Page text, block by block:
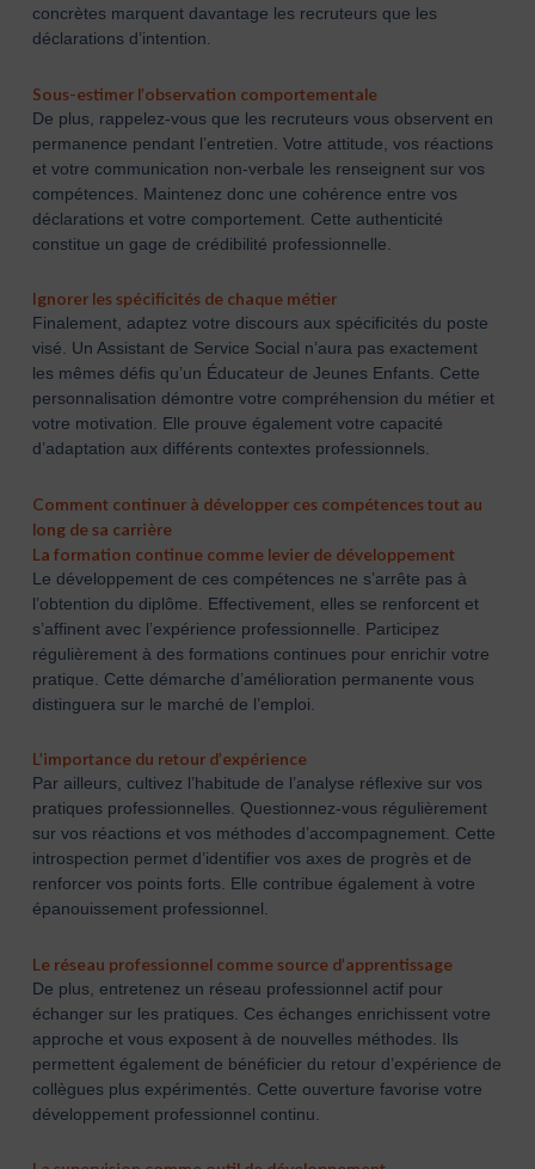
concrètes marquent davantage les recruteurs que les
déclarations d’intention.
Sous-estimer l’observation comportementale
De plus, rappelez-vous que les recruteurs vous observent en
permanence pendant l’entretien. Votre attitude, vos réactions
et votre communication non-verbale les renseignent sur vos
compétences. Maintenez donc une cohérence entre vos
déclarations et votre comportement. Cette authenticité
constitue un gage de crédibilité professionnelle.
Ignorer les spécificités de chaque métier
Finalement, adaptez votre discours aux spécificités du poste
visé. Un Assistant de Service Social n’aura pas exactement
les mêmes défis qu’un Éducateur de Jeunes Enfants. Cette
personnalisation démontre votre compréhension du métier et
votre motivation. Elle prouve également votre capacité
d’adaptation aux différents contextes professionnels.
Comment continuer à développer ces compétences tout au
long de sa carrière
La formation continue comme levier de développement
Le développement de ces compétences ne s’arrête pas à
l’obtention du diplôme. Effectivement, elles se renforcent et
s’affinent avec l’expérience professionnelle. Participez
régulièrement à des formations continues pour enrichir votre
pratique. Cette démarche d’amélioration permanente vous
distinguera sur le marché de l’emploi.
L’importance du retour d’expérience
Par ailleurs, cultivez l’habitude de l’analyse réflexive sur vos
pratiques professionnelles. Questionnez-vous régulièrement
sur vos réactions et vos méthodes d’accompagnement. Cette
introspection permet d’identifier vos axes de progrès et de
renforcer vos points forts. Elle contribue également à votre
épanouissement professionnel.
Le réseau professionnel comme source d’apprentissage
De plus, entretenez un réseau professionnel actif pour
échanger sur les pratiques. Ces échanges enrichissent votre
approche et vous exposent à de nouvelles méthodes. Ils
permettent également de bénéficier du retour d’expérience de
collègues plus expérimentés. Cette ouverture favorise votre
développement professionnel continu.